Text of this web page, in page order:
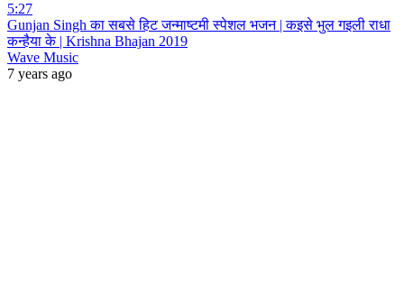
5:27
Gunjan Singh का सबसे हिट जन्माष्टमी स्पेशल भजन | कइसे भुल गइली राधा
कन्हैया के | Krishna Bhajan 2019
Wave Music
7 years ago